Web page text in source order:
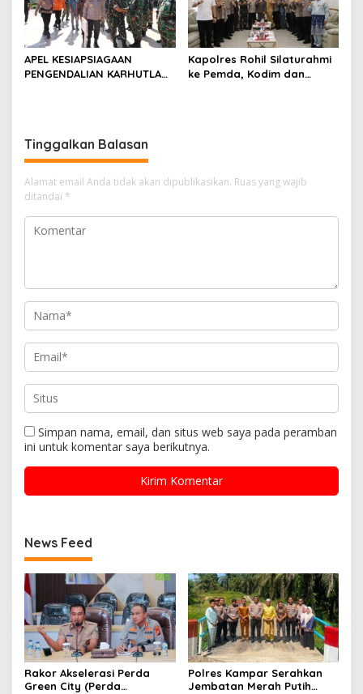
APEL KESIAPSIAGAAN
PENGENDALIAN KARHUTLA
NINO
Kapolres Rohil Silaturahmi
ke Pemda, Kodim dan
Tinggalkan Balasan
Alamat email Anda tidak akan dipublikasikan. Ruas yang wajib
ditandai *
Simpan nama, email, dan situs web saya pada peramban
ini untuk komentar saya berikutnya.
News Feed
Rakor Akselerasi Perda
Green City (Perda
Polres Kampar Serahkan
Jembatan Merah Putih